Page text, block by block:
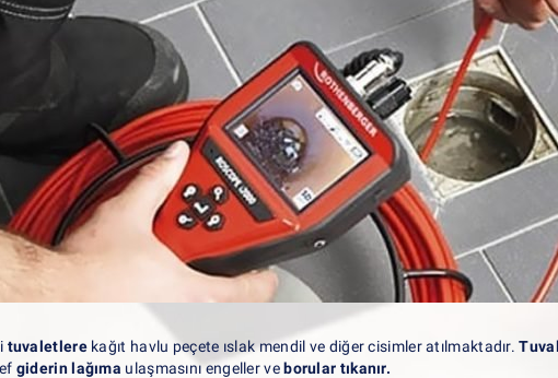
tuvaletlerekağıt havlu peçete ıslak mendil ve diğer cisimler atılmaktadır.
giderin lağıma ulaşmasını engeller veborular tıkanır.